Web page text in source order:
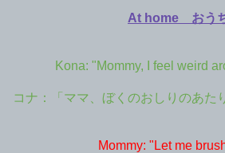
At home おう
Kona: "Mommy, I feel weird
コナ：「ママ、ぼくのおしりのあた
Mommy: "Let me